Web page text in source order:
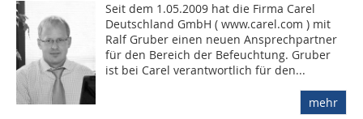
Seit dem 1.05.2009 hat die Firma Carel
Deutschland GmbH ( www.carel.com ) mit
Ralf Gruber einen neuen Ansprechpartner
für den Bereich der Befeuchtung. Gruber
ist bei Carel verantwortlich für den...
mehr